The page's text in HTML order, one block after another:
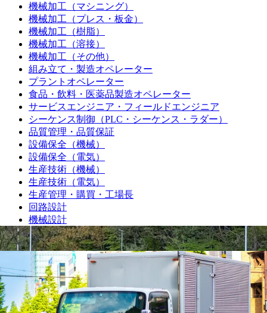
機械加工（マシニング）
機械加工（プレス・板金）
機械加工（樹脂）
機械加工（溶接）
機械加工（その他）
組み立て・製造オペレーター
プラントオペレーター
食品・飲料・医薬品製造オペレーター
サービスエンジニア・フィールドエンジニア
シーケンス制御（PLC・シーケンス・ラダー）
品質管理・品質保証
設備保全（機械）
設備保全（電気）
生産技術（機械）
生産技術（電気）
生産管理・購買・工場長
回路設計
機械設計
光学設計
金型設計
CAE解析
ソフトウェア開発・組み込み
研究・開発・企画
テクニカルライター